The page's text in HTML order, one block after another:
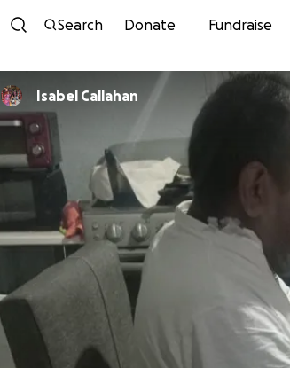
Search Donate Fundraise
Isabel Callahan